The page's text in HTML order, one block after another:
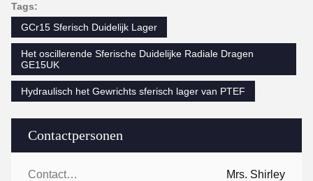
Contactpersonen
Contactpersonen: Mrs. Shirley
Tags:
GCr15 Sferisch Duidelijk Lager
Het oscillerende Sferische Duidelijke Radiale Dragen
GE15UK
Hydraulisch het Gewrichts sferisch lager van PTEF